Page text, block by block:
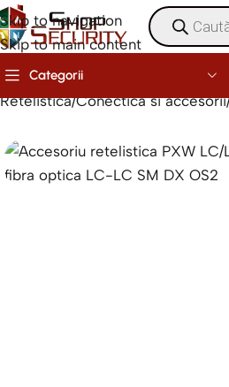
Skip to navigation
Skip to main content
Categorii
Retelistica Conectica si accesorii